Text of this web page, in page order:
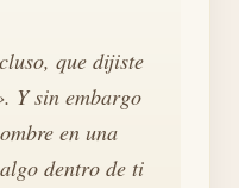
que dijiste
Y sin embargo
en una
dentro de ti